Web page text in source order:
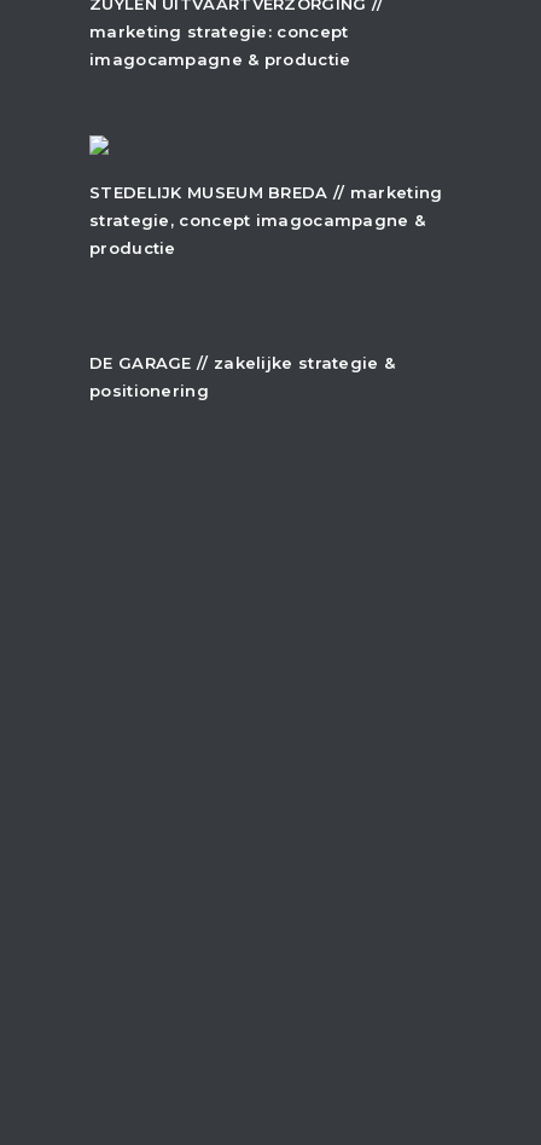
marketing strategie: concept
imagocampagne & productie
+
STEDELIJK MUSEUM BREDA // marketing
strategie, concept imagocampagne &
productie
+
DE GARAGE // zakelijke strategie &
positionering